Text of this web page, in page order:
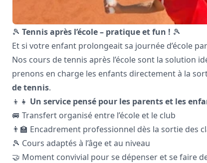
🎾 Tennis après l’école – pratique et fun ! 🎾
Et si votre enfant prolongeait sa journée d’école
Nos cours de tennis après l’école sont la solution
prenons en charge les enfants directement à la
de tennis.
👦👧 Un service pensé pour les parents et les
🚐 Transfert organisé entre l’école et le club
👨‍🏫 Encadrement professionnel dès la sortie des
🎾 Cours adaptés à l’âge et au niveau
🤝 Moment convivial pour se dépenser et se faire